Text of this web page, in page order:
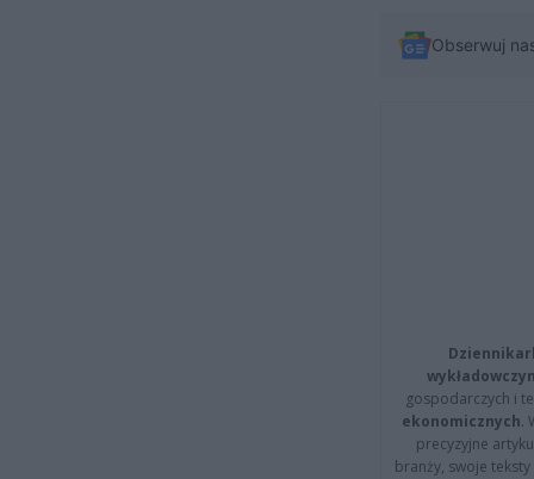
Obserwuj
gospodarczych i
ekonomicznych.
precyzyjne
branży, swoje